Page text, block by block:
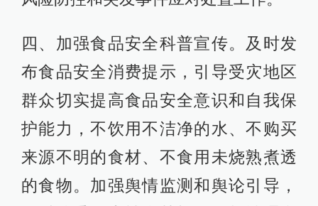
四、加强食品安全科普宣传。及时发
布食品安全消费提示，引导受灾地区
群众切实提高食品安全意识和自我保
护能力，不饮用不洁净的水、不购买
来源不明的食材、不食用未烧熟煮透
的食物。加强舆情监测和舆论引导，